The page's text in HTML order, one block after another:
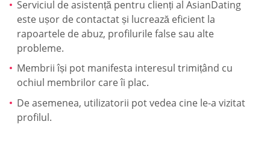
Serviciul de asistență pentru clienți al AsianDating
este ușor de contactat și lucrează eficient la
rapoartele de abuz, profilurile false sau alte
probleme.
Membrii își pot manifesta interesul trimițând cu
ochiul membrilor care îi plac.
De asemenea, utilizatorii pot vedea cine le-a vizitat
profilul.